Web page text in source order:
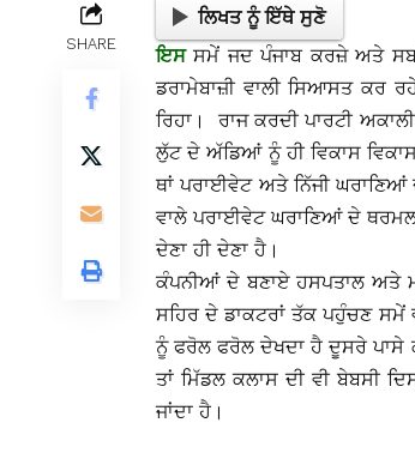
SHARE
ਲਿਖਤ ਨੂੰ ਇੱਥੇ ਸੁਣੋ
ਇਸਸਮੇਂ ਜਦ ਪੰਜਾਬ ਕਰਜ਼ੇ ਅਤੇ
ਡਰਾਮੇਬਾਜ਼ੀ ਵਾਲੀ ਸਿਆਸਤ ਕਰ
ਰਿਹਾ। ਰਾਜ ਕਰਦੀ ਪਾਰਟੀ
ਲੁੱਟ ਦੇ ਅੱਡਿਆਂ ਨੂੰ ਹੀ ਵਿਕਾਸ
ਥਾਂ ਪਰਾਈਵੇਟ ਅਤੇ ਨਿੱਜੀ
ਵਾਲੇ ਪਰਾਈਵੇਟ ਘਰਾਣਿਆਂ ਦੇ
ਦੇਣਾ ਹੀ ਦੇਣਾ ਹੈ।
ਕੰਪਨੀਆਂ ਦੇ ਬਣਾਏ ਹਸਪਤਾਲ ਅਤੇ
ਸਹਿਰ ਦੇ ਡਾਕਟਰਾਂ ਤੱਕ ਪਹੁੰਚਣ
ਨੂੰ ਫਰੋਲ ਫਰੋਲ ਦੇਖਦਾ ਹੈ ਦੂਸਰੇ ਪਾਸੇ
ਤਾਂ ਮਿੱਡਲ ਕਲਾਸ ਦੀ ਵੀ ਬੇਬਸੀ
ਜਾਂਦਾ ਹੈ।